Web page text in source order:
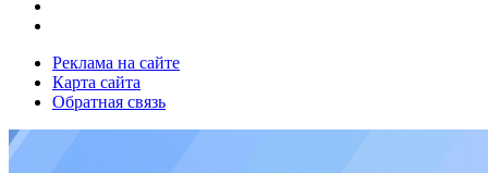
Реклама на сайте
Карта сайта
Обратная связь